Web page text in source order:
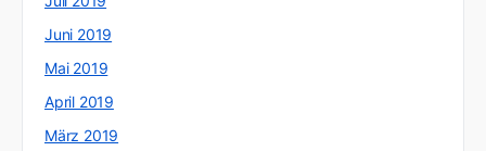
Juni 2019
Mai 2019
April 2019
März 2019